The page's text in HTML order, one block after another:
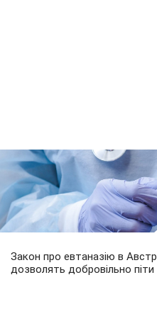
Закон про евтаназію в
дозволять добровільно